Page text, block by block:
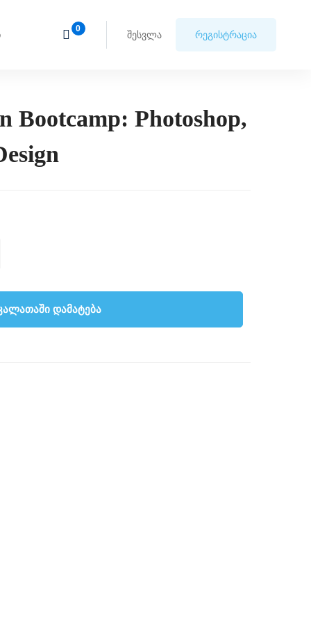
შესვლა რეგისტრაცია
Bootcamp: Photoshop,
დამატება